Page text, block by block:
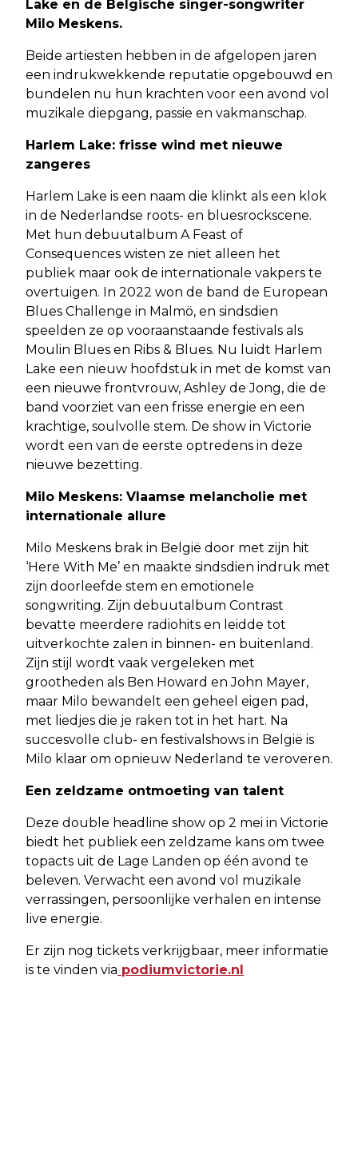
Lake en de Belgische singer-songwriter
Milo Meskens.
Beide artiesten hebben in de afgelopen jaren
een indrukwekkende reputatie opgebouwd en
bundelen nu hun krachten voor een avond vol
muzikale diepgang, passie en vakmanschap.
Harlem Lake: frisse wind met nieuwe
zangeres
Harlem Lake is een naam die klinkt als een klok
in de Nederlandse roots- en bluesrockscene.
Met hun debuutalbum A Feast of
Consequences wisten ze niet alleen het
publiek maar ook de internationale vakpers te
overtuigen. In 2022 won de band de European
Blues Challenge in Malmö, en sindsdien
speelden ze op vooraanstaande festivals als
Moulin Blues en Ribs & Blues. Nu luidt Harlem
Lake een nieuw hoofdstuk in met de komst van
een nieuwe frontvrouw, Ashley de Jong, die de
band voorziet van een frisse energie en een
krachtige, soulvolle stem. De show in Victorie
wordt een van de eerste optredens in deze
nieuwe bezetting.
Milo Meskens: Vlaamse melancholie met
internationale allure
Milo Meskens brak in België door met zijn hit
‘Here With Me’ en maakte sindsdien indruk met
zijn doorleefde stem en emotionele
songwriting. Zijn debuutalbum Contrast
bevatte meerdere radiohits en leidde tot
uitverkochte zalen in binnen- en buitenland.
Zijn stijl wordt vaak vergeleken met
grootheden als Ben Howard en John Mayer,
maar Milo bewandelt een geheel eigen pad,
met liedjes die je raken tot in het hart. Na
succesvolle club- en festivalshows in België is
Milo klaar om opnieuw Nederland te veroveren.
Een zeldzame ontmoeting van talent
Deze double headline show op 2 mei in Victorie
biedt het publiek een zeldzame kans om twee
topacts uit de Lage Landen op één avond te
beleven. Verwacht een avond vol muzikale
verrassingen, persoonlijke verhalen en intense
live energie.
Er zijn nog tickets verkrijgbaar, meer informatie
is te vinden via podiumvictorie.nl